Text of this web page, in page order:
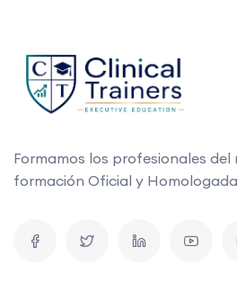
Formamos los profesionales del
formación Oficial y